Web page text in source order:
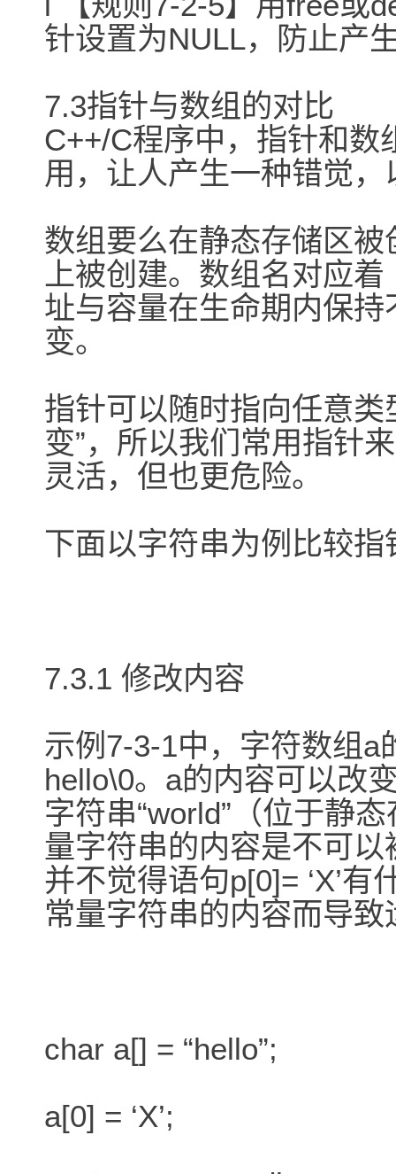
针设置为NULL，防止产
7.3指针与数组的对比
C++/C程序中，指针和数
用，让人产生一种错觉
数组要么在静态存储区
上被创建。数组名对应
址与容量在生命期内保
变。
指针可以随时指向任意
变”，所以我们常用指针
灵活，但也更危险。
下面以字符串为例比较
7.3.1 修改内容
示例7-3-1中，字符数组a
hello\0。a的内容可以改
字符串“world”（位于静
量字符串的内容是不可
并不觉得语句p[0]= ‘X’
常量字符串的内容而导致
char a[] = “hello”;
a[0] = ‘X’;